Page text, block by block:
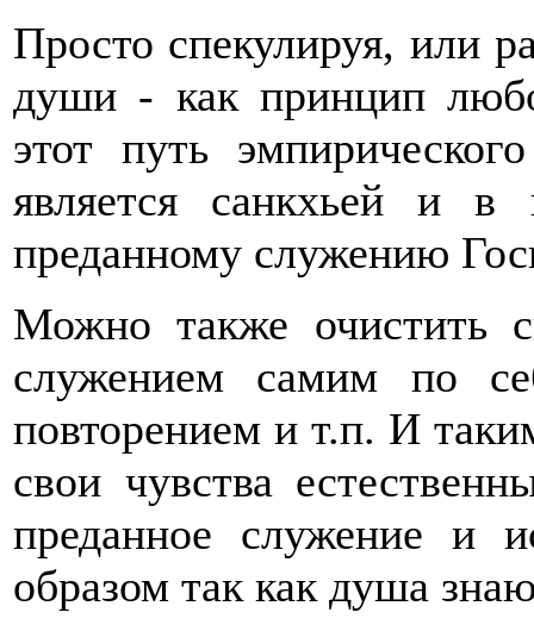
Просто спекулируя, или
души - как принцип
этот путь
является санкхьей и
преданному служению
Можно также очистить
служением самим по
повторением и т.п. И
свои чувства
преданное служение и
образом так как душа